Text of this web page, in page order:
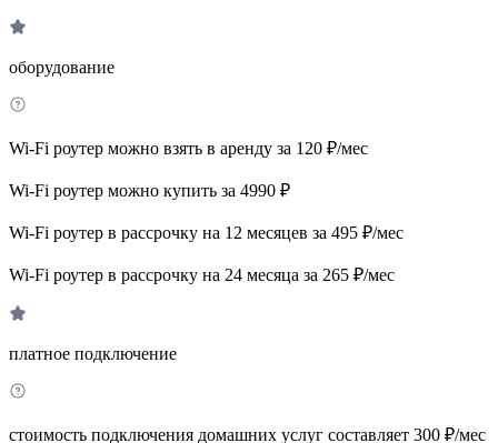
оборудование
Wi-Fi роутер можно взять в аренду за 120 ₽/мес
Wi-Fi роутер можно купить за 4990 ₽
Wi-Fi роутер в рассрочку на 12 месяцев за 495 ₽/мес
Wi-Fi роутер в рассрочку на 24 месяца за 265 ₽/мес
платное подключение
стоимость подключения домашних услуг составляет 300 ₽/мес